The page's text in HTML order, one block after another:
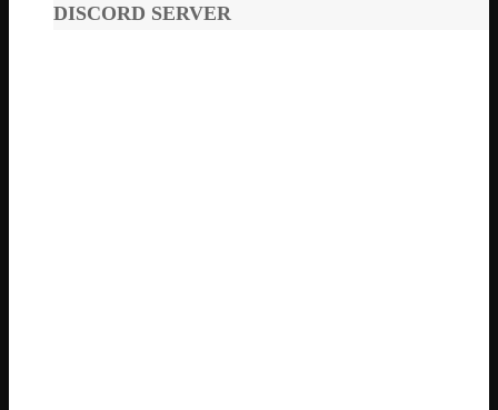
DISCORD SERVER